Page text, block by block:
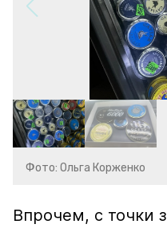
Фото: Ольга Корженко
Впрочем, с точки